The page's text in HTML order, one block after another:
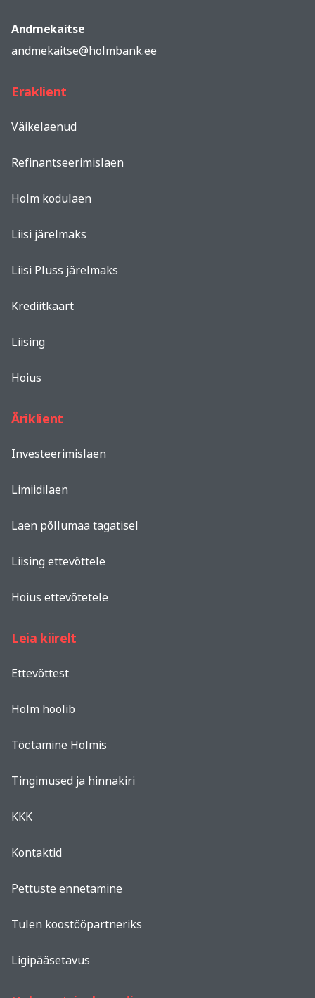
Andmekaitse
andmekaitse@holmbank.ee
Eraklient
Väikelaenud
Refinantseerimislaen
Holm kodulaen
Liisi järelmaks
Liisi Pluss järelmaks
Krediitkaart
Liising
Hoius
Äriklient
Investeerimislaen
Limiidilaen
Laen põllumaa tagatisel
Liising ettevõttele
Hoius ettevõtetele
Leia kiirelt
Ettevõttest
Holm hoolib
Töötamine Holmis
Tingimused ja hinnakiri
KKK
Kontaktid
Pettuste ennetamine
Tulen koostööpartneriks
Ligipääsetavus